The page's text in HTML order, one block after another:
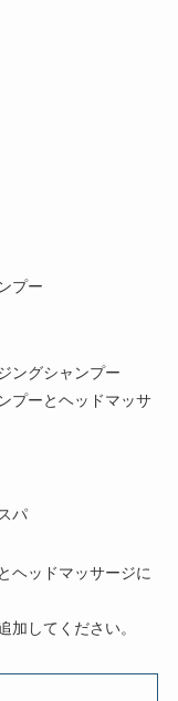
プー
ングシャンプー
プーとヘッドマッサ
パ
ヘッドマッサージに
加してください。